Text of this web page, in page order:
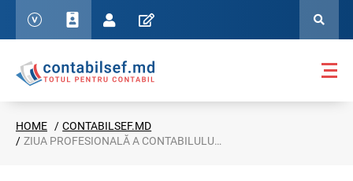
HOME
CONTABILSEF.MD
ZIUA PROFESIONALĂ A CONTABILULUI ȘI AUDITORULUI!